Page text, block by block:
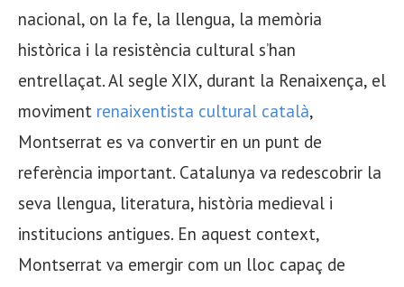
nacional, on la fe, la llengua, la memòria
històrica i la resistència cultural s’han
entrellaçat. Al segle XIX, durant la Renaixença, el
moviment renaixentista cultural català,
Montserrat es va convertir en un punt de
referència important. Catalunya va redescobrir la
seva llengua, literatura, història medieval i
institucions antigues. En aquest context,
Montserrat va emergir com un lloc capaç de